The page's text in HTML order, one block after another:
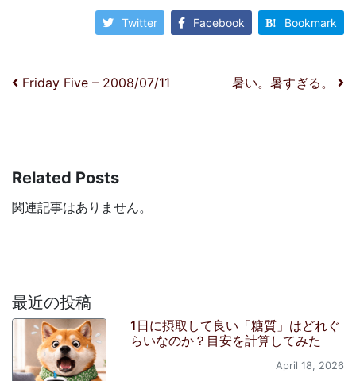
Twitter Facebook Bookmark
投稿ナビゲーション
Friday Five – 2008/07/11 暑い。暑すぎる。
Related Posts
関連記事はありません。
最近の投稿
1日に摂取して良い「糖質」はどれぐ
らいなのか？目安を計算してみた
April 18, 2026